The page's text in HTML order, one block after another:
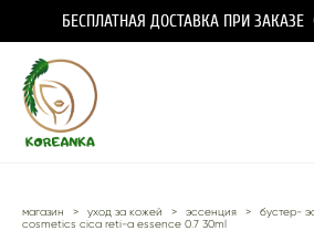
БЕСПЛАТНАЯ ДОСТАВКА ПРИ ЗАКАЗЕ
магазин > уход за кожей > эссенция >
бустер-
cosmetics cica reti-a essence 0.7 30ml